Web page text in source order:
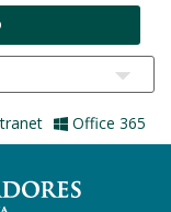
Office 365